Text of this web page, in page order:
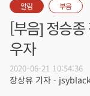
알림 부음
[부음] 정승
우자
2020-06-21 10:54:36
장상유 기자 -